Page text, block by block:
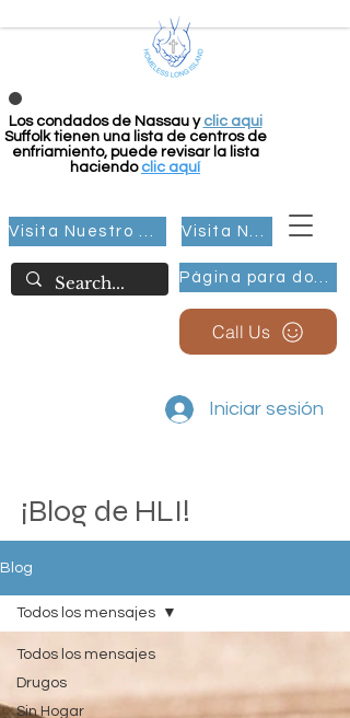
Los condados de Nassau y clic aqui
Suffolk tienen una lista de centros de
enfriamiento, puede revisar la lista
haciendo clic aquí
Página para donar
Visita Nuestro Grupo Visita Nuestro Grupo
Call Us
Iniciar sesión
¡Blog de HLI!
Blog
Todos los mensajes
Drugos
Sin Hogar
Todos los mensajes